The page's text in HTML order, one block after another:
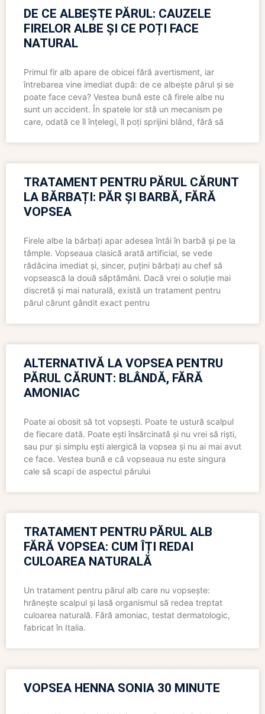
DE CE ALBEȘTE PĂRUL: CAUZELE
FIRELOR ALBE ȘI CE POȚI FACE
NATURAL
Primul fir alb apare de obicei fără avertisment, iar
întrebarea vine imediat după: de ce albește părul și se
poate face ceva? Vestea bună este că firele albe nu
sunt un accident. În spatele lor stă un mecanism pe
care, odată ce îl înțelegi, îl poți sprijini blând, fără să
TRATAMENT PENTRU PĂRUL CĂRUNT
LA BĂRBAȚI: PĂR ȘI BARBĂ, FĂRĂ
VOPSEA
Firele albe la bărbați apar adesea întâi în barbă și pe la
tâmple. Vopseaua clasică arată artificial, se vede
rădăcina imediat și, sincer, puțini bărbați au chef să
vopsească la două săptămâni. Dacă vrei o soluție mai
discretă și mai naturală, există un tratament pentru
părul cărunt gândit exact pentru
ALTERNATIVĂ LA VOPSEA PENTRU
PĂRUL CĂRUNT: BLÂNDĂ, FĂRĂ
AMONIAC
Poate ai obosit să tot vopsești. Poate te ustură scalpul
de fiecare dată. Poate ești însărcinată și nu vrei să riști,
sau pur și simplu ești alergică la vopsea și nu ai mai avut
ce face. Vestea bună e că vopseaua nu este singura
cale să scapi de aspectul părului
TRATAMENT PENTRU PĂRUL ALB
FĂRĂ VOPSEA: CUM ÎȚI REDAI
CULOAREA NATURALĂ
Un tratament pentru părul alb care nu vopsește:
hrănește scalpul și lasă organismul să redea treptat
culoarea naturală. Fără amoniac, testat dermatologic,
fabricat în Italia.
VOPSEA HENNA SONIA 30 MINUTE